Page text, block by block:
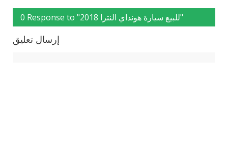
0 Response to "للبيع سيارة هونداي النترا 2018"
إرسال تعليق